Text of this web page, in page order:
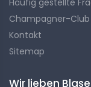
Sinne weckt.
Cru –
Champagner-
Kontakt
Sitemap
Wir lieben